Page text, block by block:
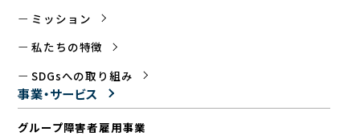
ミッション
私たちの特徴
SDGsへの取り組み
事業・サービス
グループ障害者雇用事業